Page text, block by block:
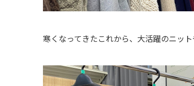
寒くなってきたこれから、大活躍のニッ